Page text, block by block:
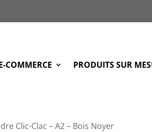
COMMERCE PRODUITS SUR
Clic-Clac – A2 – Bois Noyer